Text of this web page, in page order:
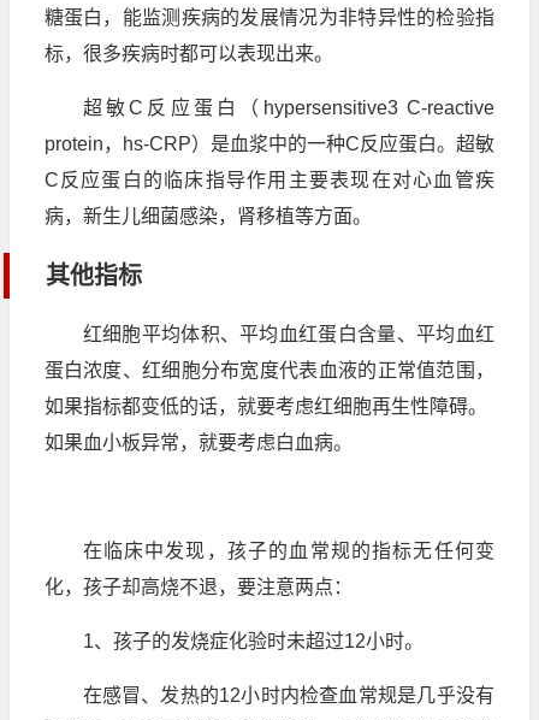
糖蛋白，能监测疾病的发展情况为非特异性的检验指
标，很多疾病时都可以表现出来。
超敏C反应蛋白（hypersensitive3 C-reactive
protein，hs-CRP）是血浆中的一种C反应蛋白。超敏
C反应蛋白的临床指导作用主要表现在对心血管疾
病，新生儿细菌感染，肾移植等方面。
其他指标
红细胞平均体积、平均血红蛋白含量、平均血红
蛋白浓度、红细胞分布宽度代表血液的正常值范围，
如果指标都变低的话，就要考虑红细胞再生性障碍。
如果血小板异常，就要考虑白血病。
在临床中发现，孩子的血常规的指标无任何变
化，孩子却高烧不退，要注意两点：
1、孩子的发烧症化验时未超过12小时。
在感冒、发热的12小时内检查血常规是几乎没有